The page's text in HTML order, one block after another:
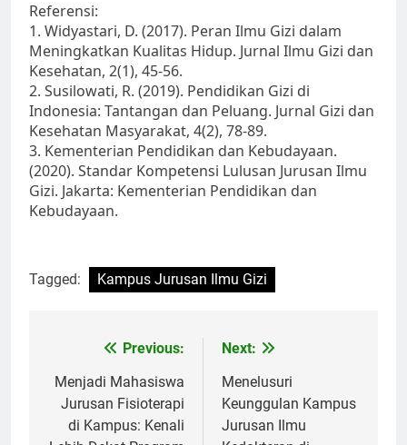
Referensi:
1. Widyastari, D. (2017). Peran Ilmu Gizi dalam
Meningkatkan Kualitas Hidup. Jurnal Ilmu Gizi dan
Kesehatan, 2(1), 45-56.
2. Susilowati, R. (2019). Pendidikan Gizi di
Indonesia: Tantangan dan Peluang. Jurnal Gizi dan
Kesehatan Masyarakat, 4(2), 78-89.
3. Kementerian Pendidikan dan Kebudayaan.
(2020). Standar Kompetensi Lulusan Jurusan Ilmu
Gizi. Jakarta: Kementerian Pendidikan dan
Kebudayaan.
Tagged: Kampus Jurusan Ilmu Gizi
navigation
Previous:
Menjadi Mahasiswa
Jurusan Fisioterapi
di Kampus: Kenali
Next:
Menelusuri
Keunggulan Kampus
Jurusan Ilmu